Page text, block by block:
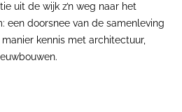
uit de wijk z’n weg naar het
een doorsnee van de samenleving
kennis met architectuur,